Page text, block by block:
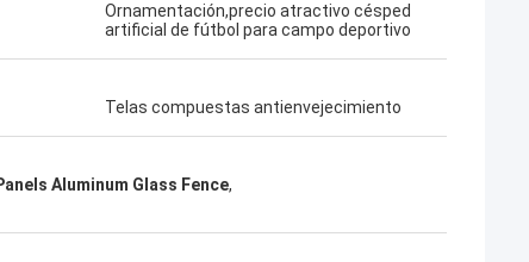
Ornamentación,precio atractivo césped
artificial de fútbol para campo deportivo
Telas compuestas antienvejecimiento
Aluminum Glass Fence,